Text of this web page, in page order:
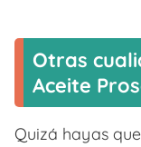
Otras
Aceite
Quizá hayas